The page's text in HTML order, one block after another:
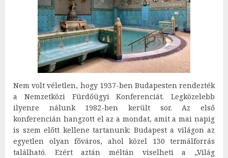
Nem volt véletlen, hogy 1937-ben Budapesten rendezték
a Nemzetközi Fürdőügyi Konferenciát. Legközelebb
ilyenre nálunk 1982-ben került sor. Az első
konferencián hangzott el az a mondat, amit a mai napig
is szem előtt kellene tartanunk: Budapest a világon az
egyetlen olyan főváros, ahol közel 130 termálforrás
található. Ezért aztán méltán viselheti a „Világ